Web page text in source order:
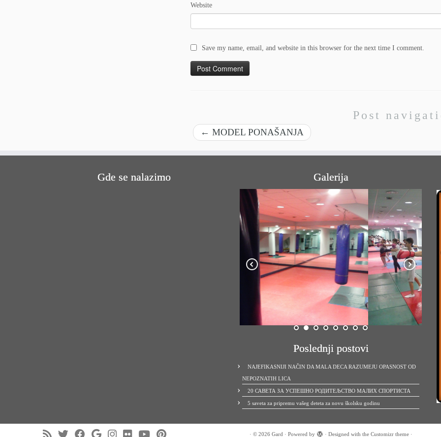
Website
Save my name, email, and website in this browser for the next time I comment.
Post
← MODEL PONAŠANJA
Gde se nalazimo Galerija
Poslednji postovi
NAJEFIKASNIJI NAČIN DA MALA DECA RAZUMEJU OPASNOST OD
NEPOZNATIH LICA
20 САВЕТА ЗА УСПЕШНО РОДИТЕЉСТВО МАЛИХ СПОРТИСТА
5 saveta za pripremu vašeg deteta za novu školsku godinu
· © 2026 Gard · Powered by · Designed with the Customizr theme·